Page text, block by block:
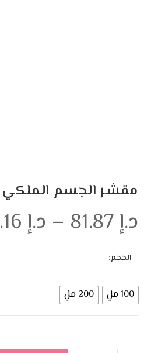
مقشر الجسم الملكي
د.إ81.87
– د.إ
الحجم:
100 ملٍ 200 ملٍ